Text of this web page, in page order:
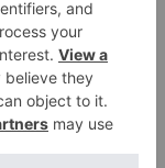
de los
adecuadas
del
que la CHD